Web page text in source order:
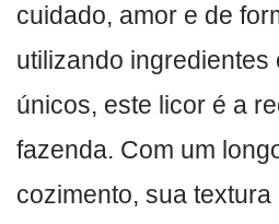
cuidado, amor e de
utilizando ingredientes
únicos, este licor é a
fazenda. Com um
cozimento, sua